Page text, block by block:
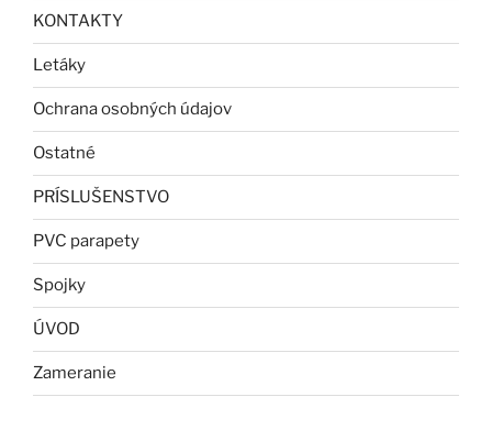
KONTAKTY
Letáky
Ochrana osobných údajov
Ostatné
PRÍSLUŠENSTVO
PVC parapety
Spojky
ÚVOD
Zameranie